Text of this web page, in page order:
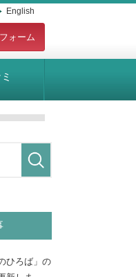
English
ォーム
ひろば」の